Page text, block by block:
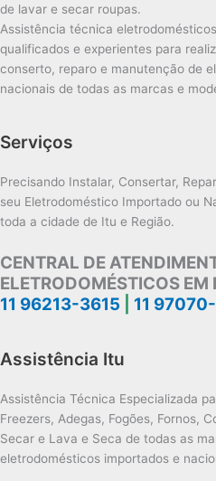
de lavar e secar roupas.
Assistência técnica
qualificados e experientes para
conserto, reparo e manutenção de
nacionais de todas as marcas e
Serviços
Precisando Instalar, Consertar,
seu Eletrodoméstico Importado ou
toda a cidade de Itu e Região.
CENTRAL DE
ELETRODOMÉSTICOS EM
11 96213-3615
11
Assistência Itu
Assistência Técnica Especializada
Freezers, Adegas, Fogões, Fornos,
Secar e Lava e Seca de todas as
eletrodomésticos importados e